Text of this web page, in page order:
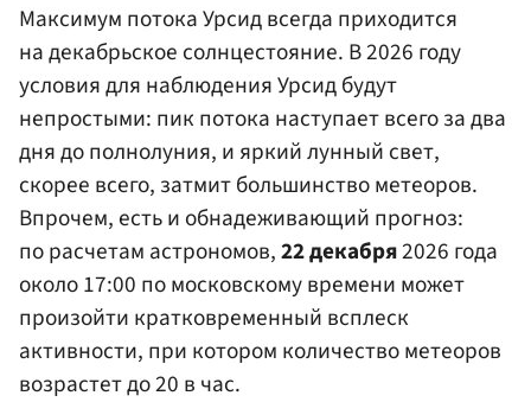
Максимум потока Урсид всегда приходится
на декабрьское солнцестояние. В 2026 году
условия для наблюдения Урсид будут
непростыми: пик потока наступает всего за два
дня до полнолуния, и яркий лунный свет,
скорее всего, затмит большинство метеоров.
Впрочем, есть и обнадеживающий прогноз:
по расчетам астрономов,22 декабря2026 года
около 17:00 по московскому времени может
произойти кратковременный всплеск
активности, при котором количество метеоров
возрастет до 20 в час.